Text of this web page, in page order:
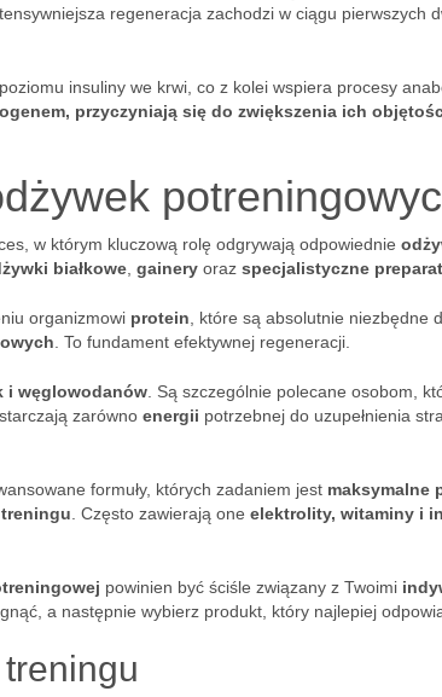
regeneracja zachodzi w ciągu pierwszych
insuliny we krwi, co z kolei wspiera procesy
przyczyniają się do zwiększenia ich
w którym kluczową rolę odgrywają odpowiednie
białkowe gainery oraz specjalistyczne
organizmowi protein , które są absolutnie niezbędne
. To fundament efektywnej regeneracji.
i węglowodanów . Są szczególnie polecane osobom,
zarówno energii potrzebnej do uzupełnienia
formuły, których zadaniem jest maksymalne
. Często zawierają one elektrolity, witaminy i
powinien być ściśle związany z Twoimi
a następnie wybierz produkt, który najlepiej